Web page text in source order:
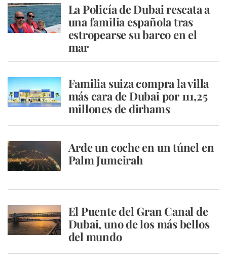
La Policía de Dubai rescata a
una familia española tras
estropearse su barco en el
mar
Familia suiza compra la villa
más cara de Dubai por 111,25
millones de dirhams
Arde un coche en un túnel en
Palm Jumeirah
El Puente del Gran Canal de
Dubai, uno de los más bellos
del mundo